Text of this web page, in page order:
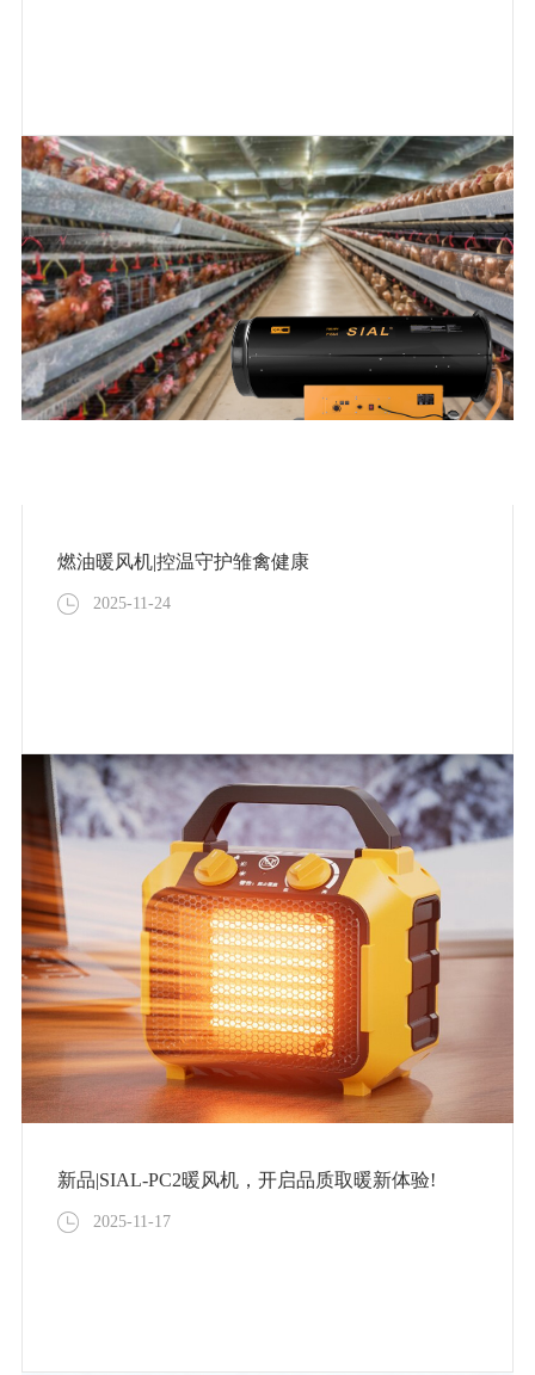
燃油暖风机|控温守护雏禽健康
2025-11-24
新品|SIAL-PC2暖风机，开启品质取暖新体验!
2025-11-17